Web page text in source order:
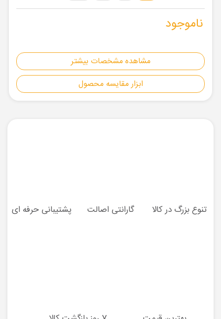
مشاهده مشخصات بیشتر
ابزار مقایسه محصول
ناموجود
تنوع بزرگ در کالا گارانتی اصالت پشتیبانی حرفه ای